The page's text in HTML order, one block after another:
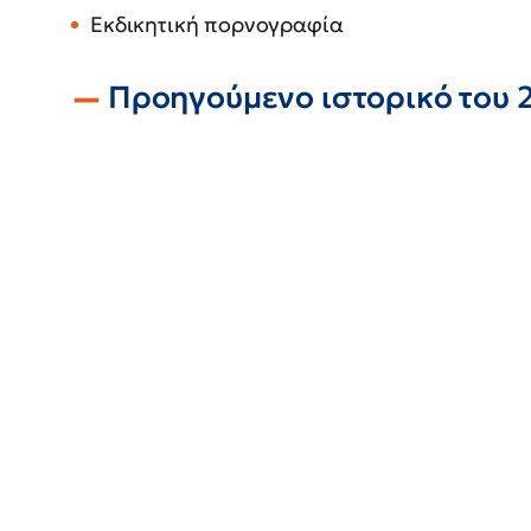
Εκδικητική πορνογραφία
Προηγούμενο ιστορικό του